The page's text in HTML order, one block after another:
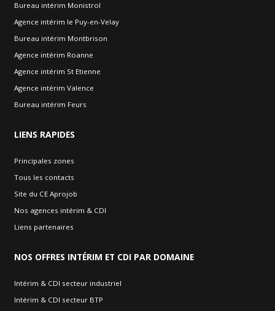
Bureau intérim Monistrol
Agence intérim le Puy-en-Velay
Bureau intérim Montbrison
Agence intérim Roanne
Agence intérim St Etienne
Agence intérim Valence
Bureau intérim Feurs
LIENS RAPIDES
Principales zones
Tous les contacts
Site du CE Aprojob
Nos agences intérim & CDI
Liens partenaires
NOS OFFRES INTÉRIM ET CDI PAR DOMAINE
Intérim & CDI secteur industriel
Intérim & CDI secteur BTP